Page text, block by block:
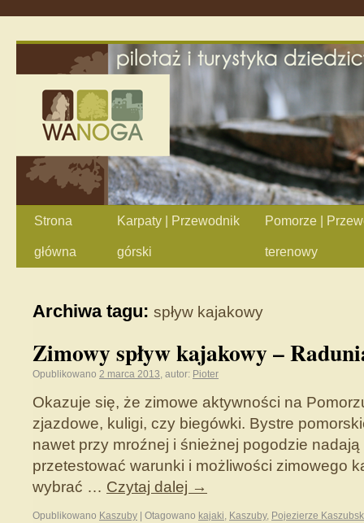
Strona
główna
Karpaty | Przewodnik
górski
Pomorze |
terenowy
Archiwa tagu: spływ kajakowy
Zimowy spływ kajakowy –
Opublikowano 2 marca 2013, autor: Pioter
Okazuje się, że zimowe aktywności na
zjazdowe, kuligi, czy biegówki. Bystre
nawet przy mroźnej i śnieżnej pogodzie nadają
przetestować warunki i możliwości zimowego
wybrać … Czytaj dalej →
Opublikowano Kaszuby Otagowano kajaki, Kaszuby, Pojezierze